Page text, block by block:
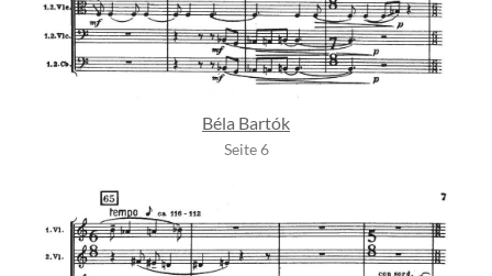
Béla Bartók
Seite 6